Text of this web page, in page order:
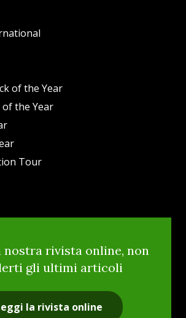
of the Year
the Year
Tour
nostra rivista online, non
gli ultimi articoli
la rivista online